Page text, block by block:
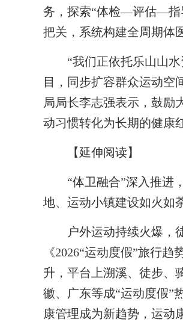
务，探索“体检—评估—指
把关，系统构建全周期体
“我们正依托乐山山水
目，同步扩容群众运动空
局局长李志强表示，鼓励
动习惯转化为长期的健康
【延伸阅读】
“体卫融合”深入推进
地、运动小镇建设如火
户外运动持续火爆，徒
《2026“运动度假”旅行
升，平台上溯溪、徒步、
徽、广东等成“运动度假”
康管理成为新趋势，运动